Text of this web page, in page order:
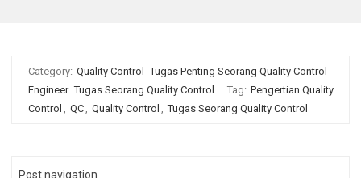
Category: Quality Control
Tugas Penting Seorang Quality Control
Engineer Tugas Seorang Quality Control Tag: Pengertian Quality
Control , QC, Quality Control , Tugas Seorang Quality Control
Post navigation